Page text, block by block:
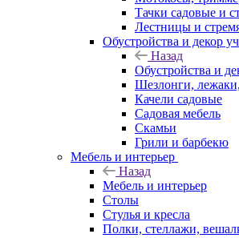
Тачки садовые и
Лестницы и
Обустройства и декор
Назад
Обустройства и
Шезлонги,
Качели садовые
Садовая мебель
Скамьи
Грили и барбекю
Мебель и интерьер
Назад
Мебель и интерьер
Столы
Стулья и кресла
Полки, стеллажи,